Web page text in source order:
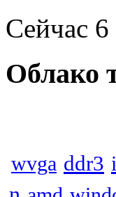
Сейчас 6
Облако
wvga ddr3